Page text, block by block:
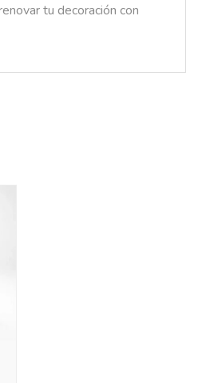
tu decoración con